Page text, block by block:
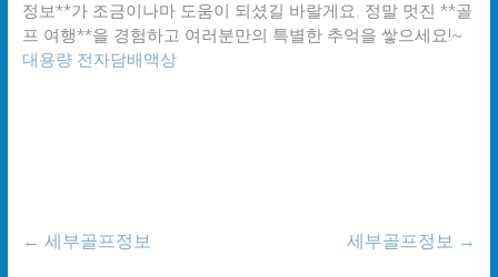
정보**가 조금이나마 도움이 되셨길 바랄게요. 정말 멋진 **골
프 여행**을 경험하고 여러분만의 특별한 추억을 쌓으세요!~
대용량 전자담배액상
← 세부골프정보 세부골프정보 →